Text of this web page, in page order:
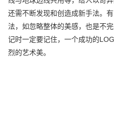
还需不断发现和创造成新手法。
法，如忽略整体的美感，也是不
记时一定要记住，一个成功的
烈的艺术美。